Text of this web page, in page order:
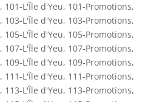
, 101-L'Île d'Yeu, 101-Promotions,
, 103-L'Île d'Yeu, 103-Promotions,
, 105-L'Île d'Yeu, 105-Promotions,
, 107-L'Île d'Yeu, 107-Promotions,
, 109-L'Île d'Yeu, 109-Promotions,
, 111-L'Île d'Yeu, 111-Promotions,
, 113-L'Île d'Yeu, 113-Promotions,